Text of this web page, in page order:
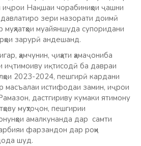
Нақшаи чорабиниҳои ҷашни
зери назорати доимӣ
муайяншуда супоридани
зарурӣ андешанд.
ҳамчунин, ҷиҳати ҳамаҷониба
иҷтимоиву иқтисодӣ ба давраи
2023-2024, пешгирӣ кардани
масъалаи истифодаи замин, иҷрои
дастгириву кумаки ятимону
муҳтоҷон, пешгирии
амалкунанда дар самти
фарзандон дар роҳи
шуд.